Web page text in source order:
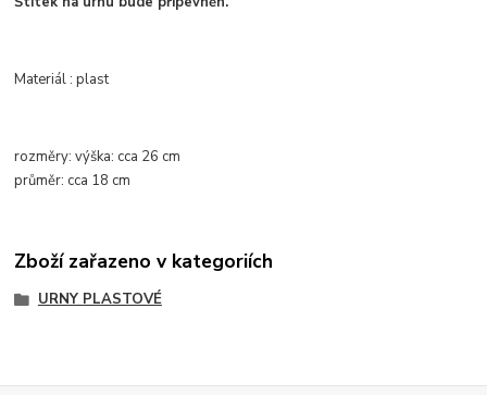
Materiál : plast
rozměry:výška: cca 26 cm
průměr: cca 18 cm
Zboží zařazeno v kategoriích
URNY PLASTOVÉ